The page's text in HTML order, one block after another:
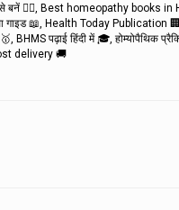
बनें 👨‍⚕️, Best homeopathy books in
गाइड 📖, Health Today Publication
BHMS पढ़ाई हिंदी में 🎓, होम्योपैथिक
delivery 🚚